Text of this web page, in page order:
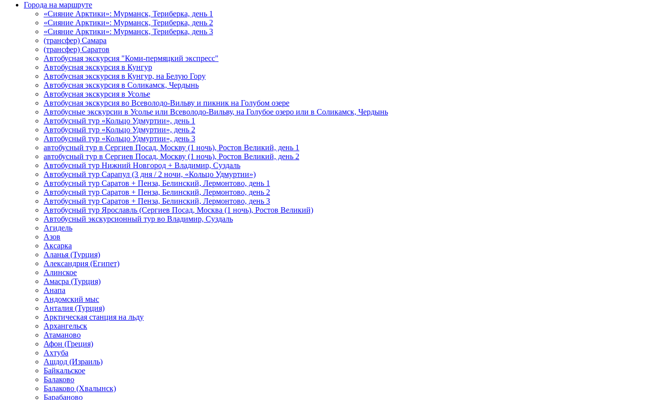
Города на маршруте
«Сияние Арктики»: Мурманск, Териберка, день 1
«Сияние Арктики»: Мурманск, Териберка, день 2
«Сияние Арктики»: Мурманск, Териберка, день 3
(трансфер) Самара
(трансфер) Саратов
Автобусная экскурсия "Коми-пермяцкий экспресс"
Автобусная экскурсия в Кунгур
Автобусная экскурсия в Кунгур, на Белую Гору
Автобусная экскурсия в Соликамск, Чердынь
Автобусная экскурсия в Усолье
Автобусная экскурсия во Всеволодо-Вильву и пикник на Голубом озере
Автобусные экскурсии в Усолье или Всеволодо-Вильву, на Голубое озеро или в Соликамск, Чердынь
Автобусный тур «Кольцо Удмуртии», день 1
Автобусный тур «Кольцо Удмуртии», день 2
Автобусный тур «Кольцо Удмуртии», день 3
автобусный тур в Сергиев Посад, Москву (1 ночь), Ростов Великий, день 1
автобусный тур в Сергиев Посад, Москву (1 ночь), Ростов Великий, день 2
Автобусный тур Нижний Новгород + Владимир, Суздаль
Автобусный тур Сарапул (3 дня / 2 ночи, «Кольцо Удмуртии»)
Автобусный тур Саратов + Пенза, Белинский, Лермонтово, день 1
Автобусный тур Саратов + Пенза, Белинский, Лермонтово, день 2
Автобусный тур Саратов + Пенза, Белинский, Лермонтово, день 3
Автобусный тур Ярославль (Сергиев Посад, Москва (1 ночь), Ростов Великий)
Автобусный экскурсионный тур во Владимир, Суздаль
Агидель
Азов
Аксарка
Аланья (Турция)
Александрия (Египет)
Алинское
Амасра (Турция)
Анапа
Андомский мыс
Анталия (Турция)
Арктическая станция на льду
Архангельск
Атаманово
Афон (Греция)
Ахтуба
Ашдод (Израиль)
Байкальское
Балаково
Балаково (Хвалынск)
Барабаново